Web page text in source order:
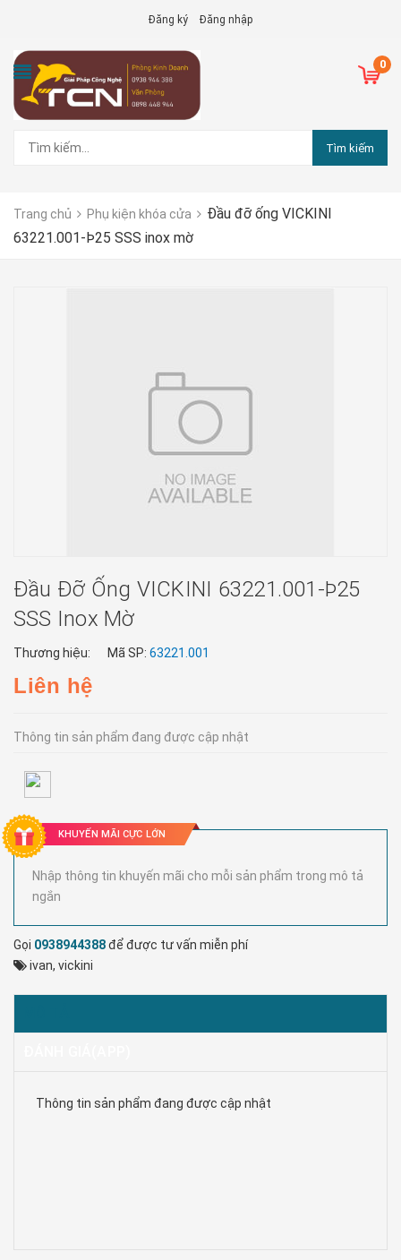
Đăng ký Đăng nhập
0
Tìm kiếm
Trang chủ Phụ kiện khóa cửa
Đầu đỡ ống VICKINI
63221.001-Þ25 SSS inox mờ
Đầu Đỡ Ống VICKINI 63221.001-Þ25
SSS Inox Mờ
Thương hiệu: Mã SP: 63221.001
Liên hệ
Thông tin sản phẩm đang được cập nhật
KHUYẾN MÃI CỰC LỚN
Nhập thông tin khuyến mãi cho mỗi sản phẩm trong mô tả
ngắn
Gọi 0938944388để được tư vấn miễn phí
ivan, vickini
Thông tin sản phẩm đang được cập nhật